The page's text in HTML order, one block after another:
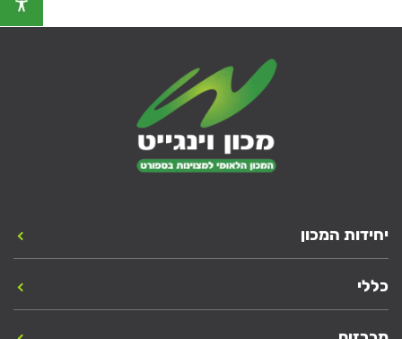
יחידות המכון
כללי